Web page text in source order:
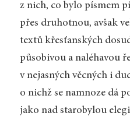
z nich, co bylo písmem
přes druhotnou, avšak
textů křesťanských
působivou a naléhavou
v nejasných věcných i
o nichž se namnoze dá
jako nad starobylou